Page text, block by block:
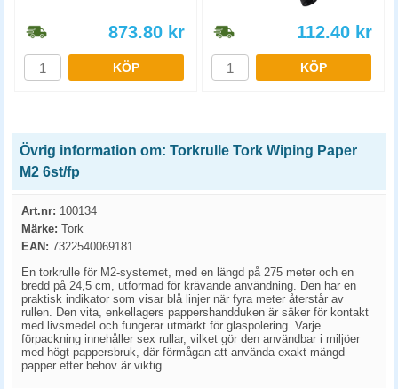
873.80 kr
KÖP
112.40 kr
KÖP
Övrig information om: Torkrulle Tork Wiping Paper
M2 6st/fp
Art.nr: 100134
Märke: Tork
EAN: 7322540069181
En torkrulle för M2-systemet, med en längd på 275 meter och en
bredd på 24,5 cm, utformad för krävande användning. Den har en
praktisk indikator som visar blå linjer när fyra meter återstår av
rullen. Den vita, enkellagers pappershandduken är säker för kontakt
med livsmedel och fungerar utmärkt för glaspolering. Varje
förpackning innehåller sex rullar, vilket gör den användbar i miljöer
med högt pappersbruk, där förmågan att använda exakt mängd
papper efter behov är viktig.